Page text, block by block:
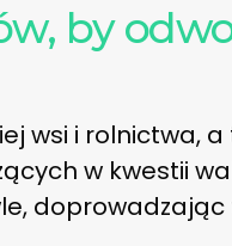
by
wsi i rolnictwa,
w kwestii